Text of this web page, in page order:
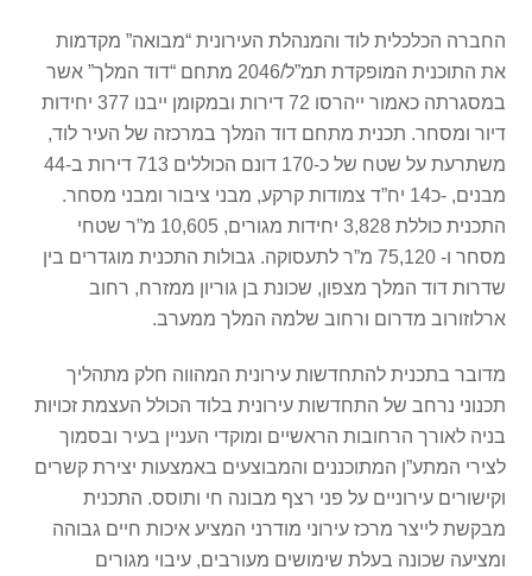
החברה הכלכלית לוד והמנהלת העירונית “מבואה” מקדמות
את התוכנית המופקדת תמ”ל/2046 מתחם “דוד המלך” אשר
במסגרתה כאמור ייהרסו 72 דירות ובמקומן ייבנו 377 יחידות
דיור ומסחר. תכנית מתחם דוד המלך במרכזה של העיר לוד,
משתרעת על שטח של כ-170 דונם הכוללים 713 דירות ב-44
מבנים, -כ14 יח”ד צמודות קרקע, מבני ציבור ומבני מסחר.
התכנית כוללת 3,828 יחידות מגורים, 10,605 מ”ר שטחי
מסחר ו- 75,120 מ”ר לתעסוקה. גבולות התכנית מוגדרים בין
שדרות דוד המלך מצפון, שכונת בן גוריון ממזרח, רחוב
ארלוזורוב מדרום ורחוב שלמה המלך ממערב.
מדובר בתכנית להתחדשות עירונית המהווה חלק מתהליך
תכנוני נרחב של התחדשות עירונית בלוד הכולל העצמת זכויות
בניה לאורך הרחובות הראשיים ומוקדי העניין בעיר ובסמוך
לצירי המתע”ן המתוכננים והמבוצעים באמצעות יצירת קשרים
וקישורים עירוניים על פני רצף מבונה חי ותוסס. התכנית
מבקשת לייצר מרכז עירוני מודרני המציע איכות חיים גבוהה
ומציעה שכונה בעלת שימושים מעורבים, עיבוי מגורים